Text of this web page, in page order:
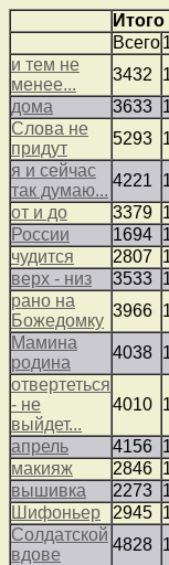
Итого
Всего
и тем не
менее...
3432
дома
3633
Слова не
придут
5293
я и сейчас
так думаю...
4221
от и до
3379
России
1694
чудится
2807
верх - низ
3533
рано на
Божедомку
3966
Мамина
родина
4038
отвертеться
- не
выйдет...
4010
апрель 4156
макияж
2846
вышивка
2273
Шифоньер
2945
Солдатской
вдове
4828